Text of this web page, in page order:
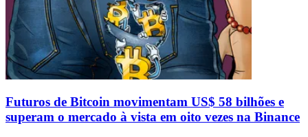
Futuros de Bitcoin movimentam US$ 58 bilhões e
superam o mercado à vista em oito vezes na Binance